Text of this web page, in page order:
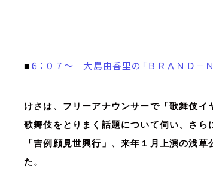
■ ６：０７～ 大島由香里の「ＢＲＡＮＤ－
けさは、フリーアナウンサーで「歌舞伎
歌舞伎をとりまく話題について伺い、さ
「吉例顔見世興行」、来年１月上演の浅
た。